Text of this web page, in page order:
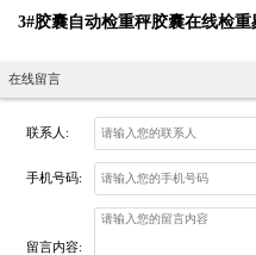
3#胶囊自动检重秤胶囊在线检
在线留言
联系人:
手机号码:
留言内容: